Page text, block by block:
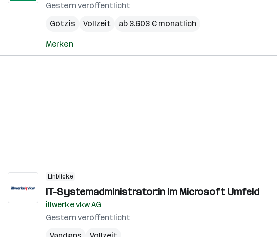
Gestern veröffentlicht
Götzis
Vollzeit ab 3.603 € monatlich
Merken
Einblicke
IT-Systemadministrator:in im Microsoft Umfeld
illwerke vkw AG
Gestern veröffentlicht